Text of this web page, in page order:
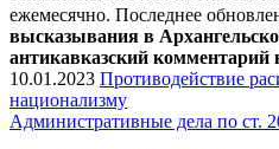
ежемесячно. Последнее
высказывания в
антикавказский комментарий
10.01.2023 Противодействие
национализму
Административные дела по ст.